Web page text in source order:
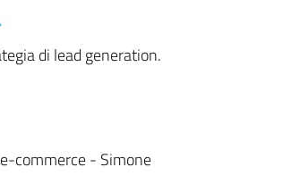
di lead generation.
commerce - Simone